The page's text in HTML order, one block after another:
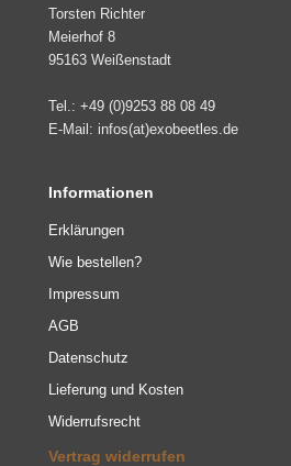
Torsten Richter
Meierhof 8
95163 Weißenstadt
Tel.: +49 (0)9253 88 08 49
E-Mail: infos(at)exobeetles.de
Informationen
Erklärungen
Wie bestellen?
Impressum
AGB
Datenschutz
Lieferung und Kosten
Widerrufsrecht
Vertrag widerrufen